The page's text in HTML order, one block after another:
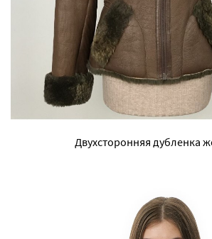
Двухсторонняя дубленка